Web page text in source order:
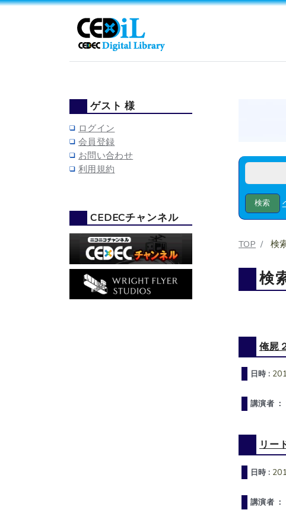
TOP 検
検
俺屍
日時 :
講演者 ：
リー
日時 :
講演者 ：
ゲスト 様
ログイン
会員登録
お問い合わせ
利用規約
CEDECチャンネル